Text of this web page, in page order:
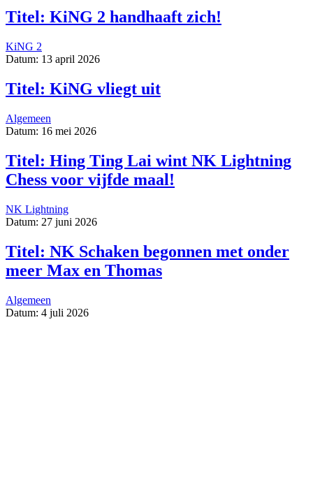
Titel: KiNG 2 handhaaft zich!
KiNG 2
Datum: 13 april 2026
Titel: KiNG vliegt uit
Algemeen
Datum: 16 mei 2026
Titel: Hing Ting Lai wint NK Lightning
Chess voor vijfde maal!
NK Lightning
Datum: 27 juni 2026
Titel: NK Schaken begonnen met onder
meer Max en Thomas
Algemeen
Datum: 4 juli 2026